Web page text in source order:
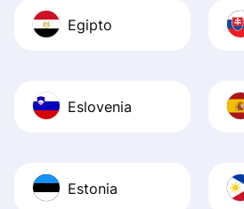
Egipto
Eslovenia
Estonia